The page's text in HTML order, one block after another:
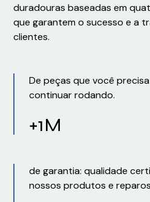
duradouras baseadas em
que garantem o sucesso e a
clientes.
De peças que você
continuar rodando.
+1M
de garantia: qualidade
nossos produtos e